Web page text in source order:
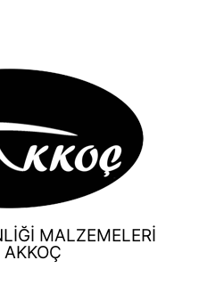
MALZEMELERİ